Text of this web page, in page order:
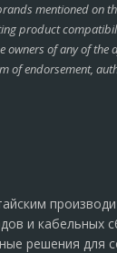
mentioned on
product
owners of any of the
of endorsement,
и кабельных
решения для